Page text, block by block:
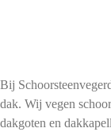
Bij
dak. Wij vegen
dakgoten en